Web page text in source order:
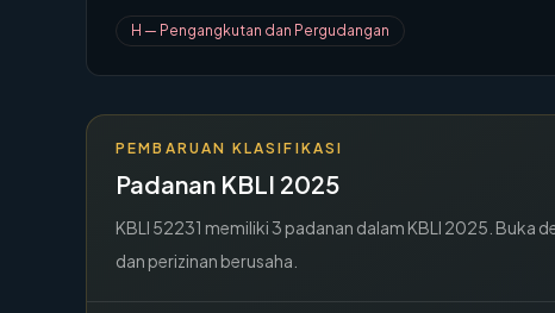
H — Pengangkutan dan Pergudangan
PEMBARUAN KLASIFIKASI
Padanan KBLI 2025
KBLI 52231 memiliki3 padanan dalam KBLI 2025. Buka
dan perizinan berusaha.